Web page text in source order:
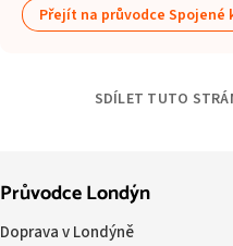
Přejít na průvodce Spojené
SDÍLET TUTO
Průvodce Londýn
Doprava v Londýně